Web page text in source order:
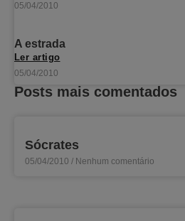
05/04/2010
A estrada
Ler artigo
05/04/2010
Posts mais comentados
Sócrates
05/04/2010 Nenhum comentário